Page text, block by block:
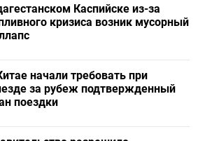
Каспийске из-за
кризиса возник мусорный
начали требовать при
за рубеж подтвержденный
поездки